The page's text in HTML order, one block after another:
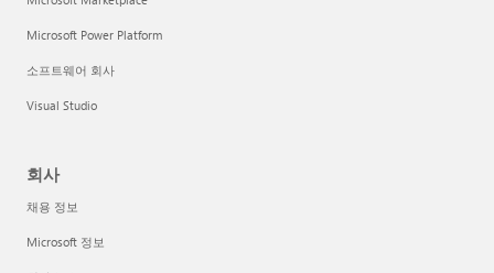
Microsoft Power Platform
소프트웨어 회사
Visual Studio
회사
채용 정보
Microsoft 정보